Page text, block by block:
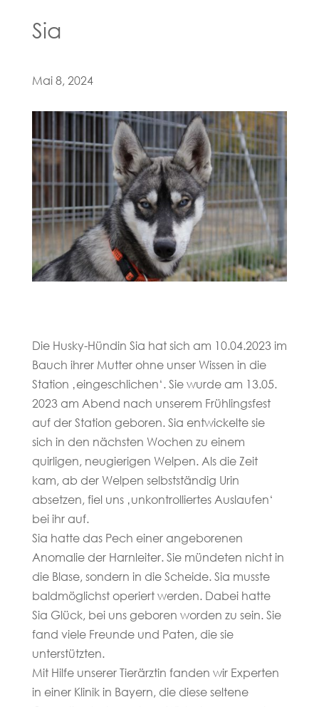
Sia
Mai 8, 2024
Die Husky-Hündin Sia hat sich am 10.04.2023 im
Bauch ihrer Mutter ohne unser Wissen in die
Station ‚eingeschlichen‘. Sie wurde am 13.05.
2023 am Abend nach unserem Frühlingsfest
auf der Station geboren. Sia entwickelte sie
sich in den nächsten Wochen zu einem
quirligen, neugierigen Welpen. Als die Zeit
kam, ab der Welpen selbstständig Urin
absetzen, fiel uns ‚unkontrolliertes Auslaufen‘
bei ihr auf.
Sia hatte das Pech einer angeborenen
Anomalie der Harnleiter. Sie mündeten nicht in
die Blase, sondern in die Scheide. Sia musste
baldmöglichst operiert werden. Dabei hatte
Sia Glück, bei uns geboren worden zu sein. Sie
fand viele Freunde und Paten, die sie
unterstützten.
Mit Hilfe unserer Tierärztin fanden wir Experten
in einer Klinik in Bayern, die diese seltene